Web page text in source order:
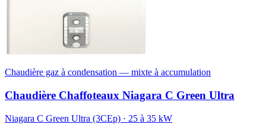
Chaudière gaz à condensation — mixte à accumulation
Chaudière Chaffoteaux Niagara C Green Ultra
Niagara C Green Ultra (3CEp) · 25 à 35 kW